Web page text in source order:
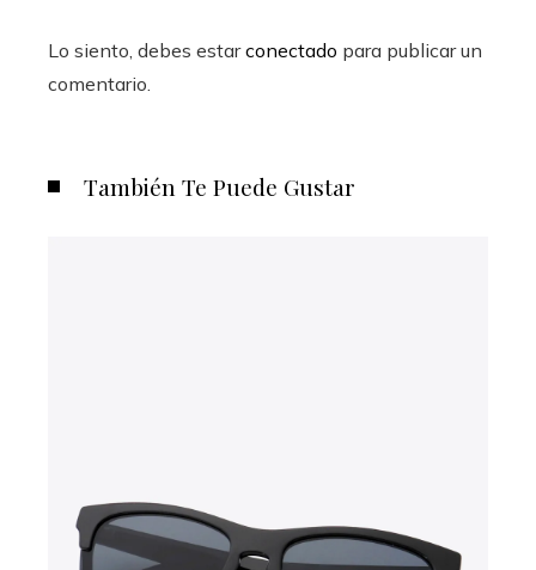
Lo siento, debes estarconectado para publicar un
comentario.
También Te Puede Gustar